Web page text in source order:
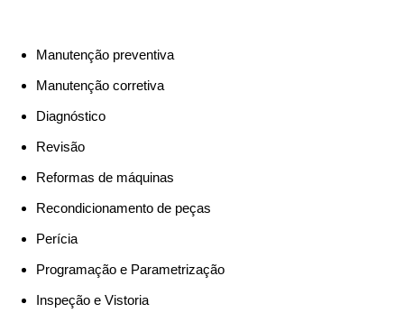
Manutenção preventiva
Manutenção corretiva
Diagnóstico
Revisão
Reformas de máquinas
Recondicionamento de peças
Perícia
Programação e Parametrização
Inspeção e Vistoria